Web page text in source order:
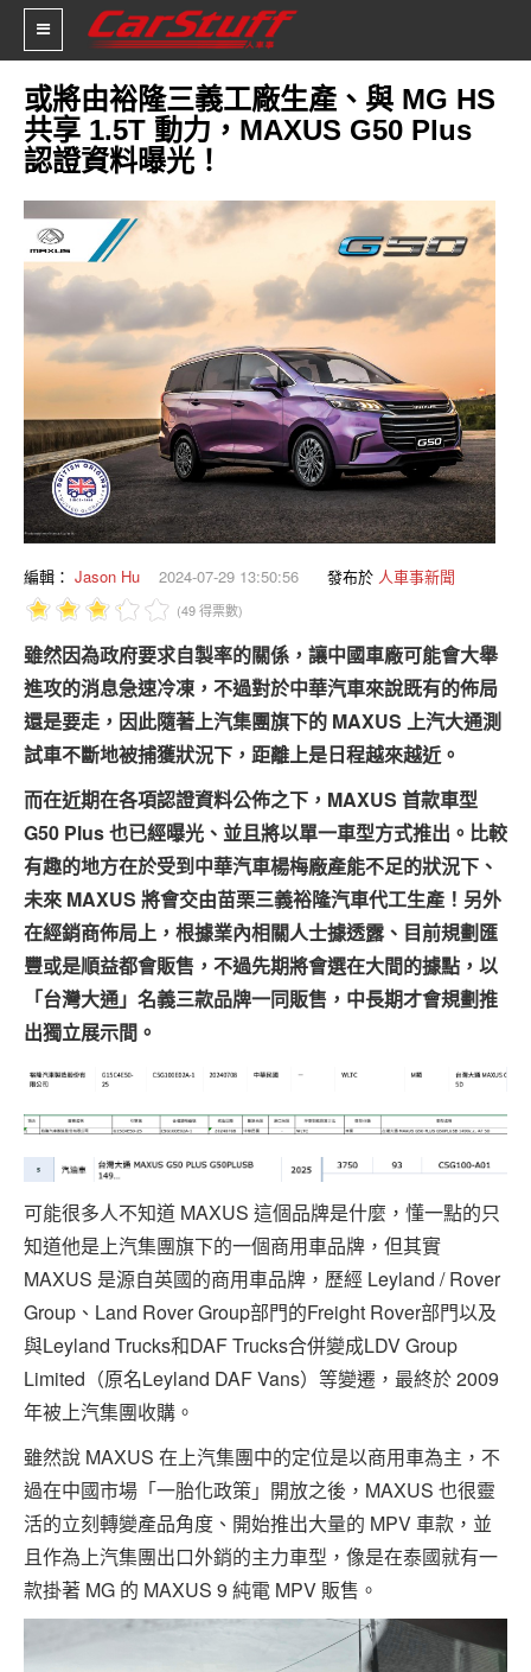
新車價格
車市新聞
賽車新聞
汽車改裝
輪胎特區
人車軼事
試車報導
專題報導
車型比拼
兩輪世界
或將由裕隆三義工廠生產、與 MG HS
共享 1.5T 動力，MAXUS G50 Plus
認證資料曝光！
編輯： Jason Hu 2024-07-29 13:50:56 發布於 人車事新聞
(49 得票數)
雖然因為政府要求自製率的關係，讓中國車廠可能會大舉
進攻的消息急速冷凍，不過對於中華汽車來說既有的佈局
還是要走，因此隨著上汽集團旗下的 MAXUS 上汽大通測
試車不斷地被捕獲狀況下，距離上是日程越來越近。
而在近期在各項認證資料公佈之下，MAXUS 首款車型
G50 Plus 也已經曝光、並且將以單一車型方式推出。比較
有趣的地方在於受到中華汽車楊梅廠產能不足的狀況下、
未來 MAXUS 將會交由苗栗三義裕隆汽車代工生產！另外
在經銷商佈局上，根據業內相關人士據透露、目前規劃匯
豐或是順益都會販售，不過先期將會選在大間的據點，以
「台灣大通」名義三款品牌一同販售，中長期才會規劃推
出獨立展示間。
可能很多人不知道 MAXUS 這個品牌是什麼，懂一點的只
知道他是上汽集團旗下的一個商用車品牌，但其實
MAXUS 是源自英國的商用車品牌，歷經 Leyland / Rover
Group、Land Rover Group部門的Freight Rover部門以及
與Leyland Trucks和DAF Trucks合併變成LDV Group
Limited（原名Leyland DAF Vans）等變遷，最終於 2009
年被上汽集團收購。
雖然說 MAXUS 在上汽集團中的定位是以商用車為主，不
過在中國市場「一胎化政策」開放之後，MAXUS 也很靈
活的立刻轉變產品角度、開始推出大量的 MPV 車款，並
且作為上汽集團出口外銷的主力車型，像是在泰國就有一
款掛著 MG 的 MAXUS 9 純電 MPV 販售。